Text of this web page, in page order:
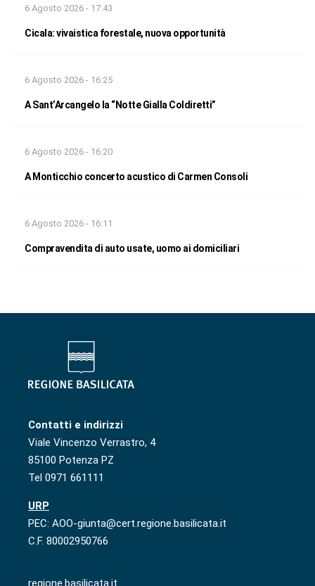
6 Agosto 2026 - 17:43
Cicala: vivaistica forestale, nuova opportunità
6 Agosto 2026 - 16:25
A Sant’Arcangelo la “Notte Gialla Coldiretti”
6 Agosto 2026 - 16:20
A Monticchio concerto acustico di Carmen Consoli
6 Agosto 2026 - 16:11
Compravendita di auto usate, uomo ai domiciliari
Contatti e indirizzi
Viale Vincenzo Verrastro, 4
85100 Potenza PZ
Tel 0971 661111
URP
PEC: AOO-giunta@cert.regione.basilicata.it
C.F. 80002950766
regione.basilicata.it